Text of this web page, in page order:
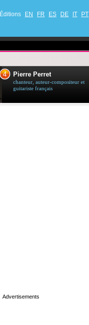
Éditions EN FR ES DE IT PT
4 Pierre Perret
chanteur, auteur-compositeur et
guitariste français